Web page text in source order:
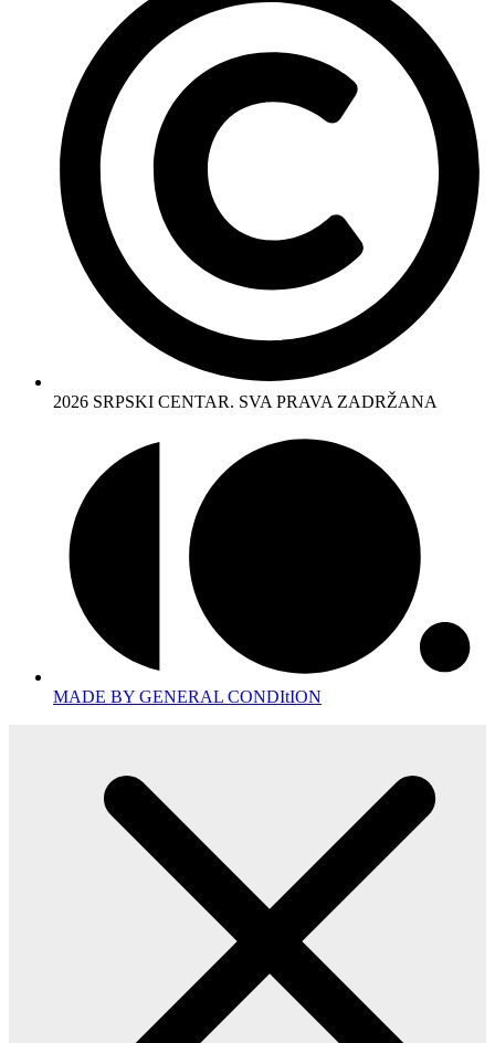
2026 SRPSKI CENTAR. SVA PRAVA ZADRŽANA
MADE BY GENERAL CONDItION